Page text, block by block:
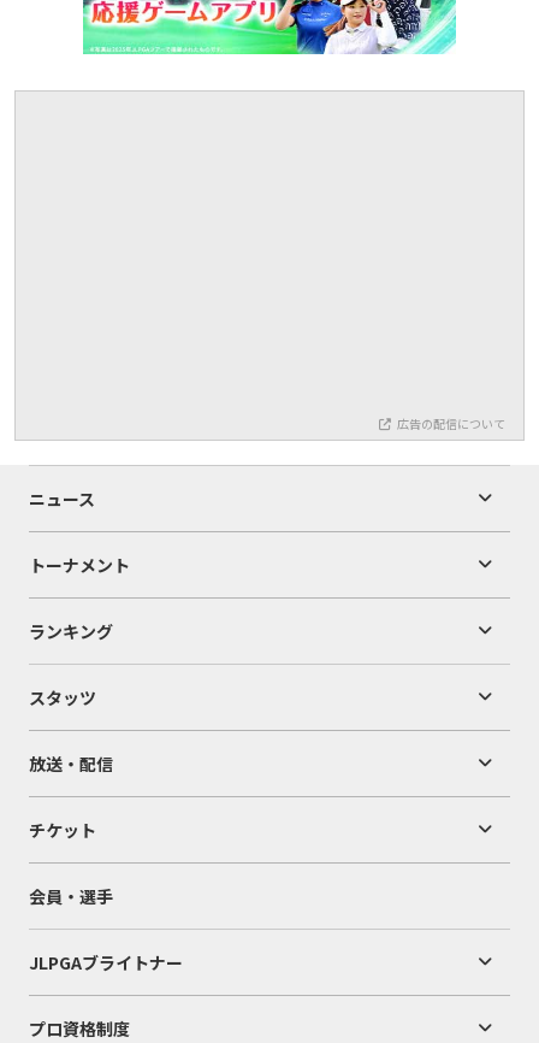
広告の配信について
ニュース
トーナメント
ランキング
スタッツ
放送・配信
チケット
会員・選手
JLPGAブライトナー
プロ資格制度